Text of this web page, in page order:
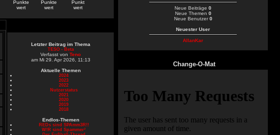
Letzter Beitrag im Thema
TESO - Beta
Verfasst von Teno
am Mi 29. Apr 2026, 11:13
Aktuelle Themen
2024
2023
2022
Nutzerstatus
2021
2020
2019
2018
Endlos-Themen
REDs sind SPAmm3R!!
W!R sind Spammer²
Neue Beiträge 0
Neue Themen 0
Neue Benutzer0
Neuester User
AllanKar
Change-O-Mat